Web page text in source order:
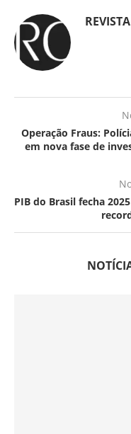
Operação Fraus:
em nova fase de
PIB do Brasil fecha